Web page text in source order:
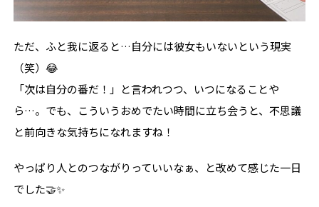
ただ、ふと我に返ると…自分には彼女もいないという現実
（笑）😂
「次は自分の番だ！」と言われつつ、いつになることや
ら…。でも、こういうおめでたい時間に立ち会うと、不思議
と前向きな気持ちになれますね！
やっぱり人とのつながりっていいなぁ、と改めて感じた一日
でした🤝✨